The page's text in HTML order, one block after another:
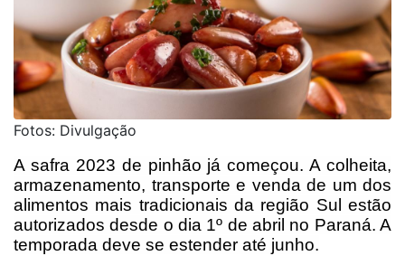
Fotos: Divulgação
A safra 2023 de pinhão já começou. A colheita,
armazenamento, transporte e venda de um dos
alimentos mais tradicionais da região Sul estão
autorizados desde o dia 1º de abril no Paraná. A
temporada deve se estender até junho.